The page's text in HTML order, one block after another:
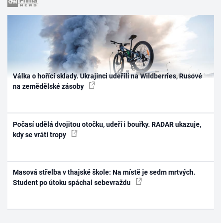
Válka o hořící sklady. Ukrajinci udeřili na Wildberries, Rusové
na zemědělské zásoby
Počasí udělá dvojitou otočku, udeří i bouřky. RADAR ukazuje,
kdy se vrátí tropy
Masová střelba v thajské škole: Na místě je sedm mrtvých.
Student po útoku spáchal sebevraždu